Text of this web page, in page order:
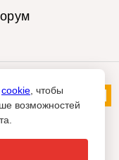
cookie , чтобы
возможностей